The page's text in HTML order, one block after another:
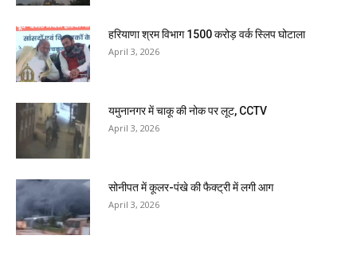
हरियाणा श्रम विभाग 1500 करोड़ वर्क स्लिप घोटाला
April 3, 2026
यमुनानगर में चाकू की नोक पर लूट, CCTV
April 3, 2026
सोनीपत में कूलर-पंखे की फैक्ट्री में लगी आग
April 3, 2026